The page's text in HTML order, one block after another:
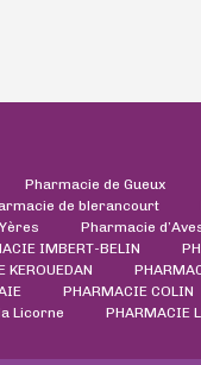
Pharmacie de Gueux
de blerancourt
Pharmacie
IMBERT-BELIN
KEROUEDAN
PHARMACIE COLIN
Licorne
PHARMACIE